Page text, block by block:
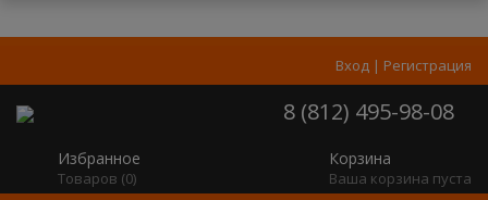
Вход | Регистрация
8 (812) 495-98-08
Избранное
Товаров (0)
Корзина
Ваша корзина пуста